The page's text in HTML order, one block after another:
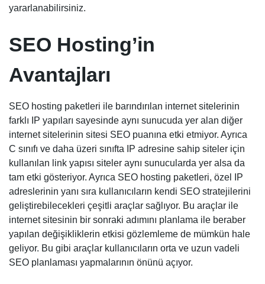
yararlanabilirsiniz.
SEO Hosting’in
Avantajları
SEO hosting paketleri ile barındırılan internet sitelerinin
farklı IP yapıları sayesinde aynı sunucuda yer alan diğer
internet sitelerinin sitesi SEO puanına etki etmiyor. Ayrıca
C sınıfı ve daha üzeri sınıfta IP adresine sahip siteler için
kullanılan link yapısı siteler aynı sunucularda yer alsa da
tam etki gösteriyor. Ayrıca SEO hosting paketleri, özel IP
adreslerinin yanı sıra kullanıcıların kendi SEO stratejilerini
geliştirebilecekleri çeşitli araçlar sağlıyor. Bu araçlar ile
internet sitesinin bir sonraki adımını planlama ile beraber
yapılan değişikliklerin etkisi gözlemleme de mümkün hale
geliyor. Bu gibi araçlar kullanıcıların orta ve uzun vadeli
SEO planlaması yapmalarının önünü açıyor.